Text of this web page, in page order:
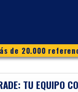
de 20.000
TU EQUIPO